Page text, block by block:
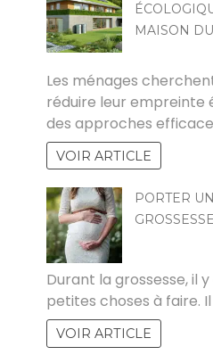
MAISON
Les ménages
réduire leur empreinte
des approches
VOIR ARTICLE
PORTER
Durant la grossesse, il
petites choses à faire.
VOIR ARTICLE